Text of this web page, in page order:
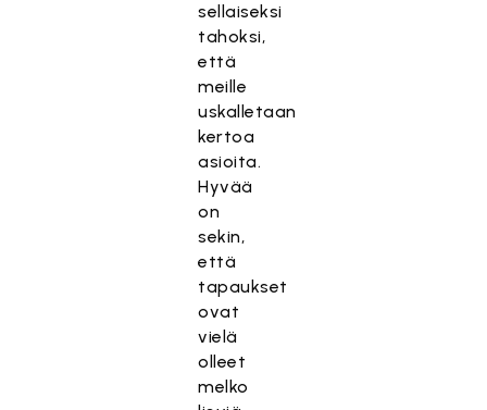
sellaiseksi
tahoksi,
että
meille
uskalletaan
kertoa
asioita.
Hyvää
on
sekin,
että
tapaukset
ovat
vielä
olleet
melko